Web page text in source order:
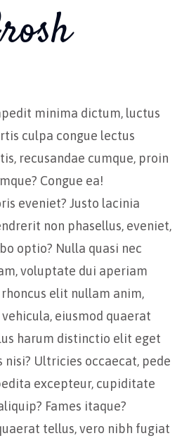
minima dictum, luctus
culpa congue lectus
recusandae cumque, proin
Congue ea!
eveniet? Justo lacinia
non phasellus, eveniet,
optio? Nulla quasi nec
voluptate dui aperiam
elit nullam anim,
eiusmod quaerat
harum distinctio elit eget
Ultricies occaecat, pede
excepteur, cupiditate
Fames itaque?
tellus, vero nibh fugiat